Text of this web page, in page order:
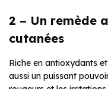
2 – Un remède
cutanées
Riche en antioxydants
aussi un puissant